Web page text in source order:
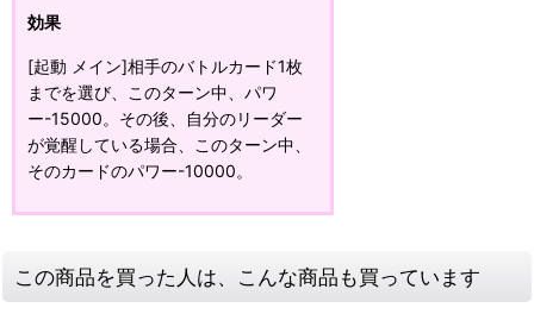
効果
[起動 メイン]相手のバトルカード1枚
までを選び、このターン中、パワ
ー-15000。その後、自分のリーダー
が覚醒している場合、このターン中、
そのカードのパワー-10000。
この商品を買った人は、こんな商品も買っています